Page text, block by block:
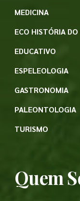
MEDICINA
ECO HISTÓRIA DO
EDUCATIVO
ESPELEOLOGIA
GASTRONOMIA
PALEONTOLOGIA
TURISMO
Quem